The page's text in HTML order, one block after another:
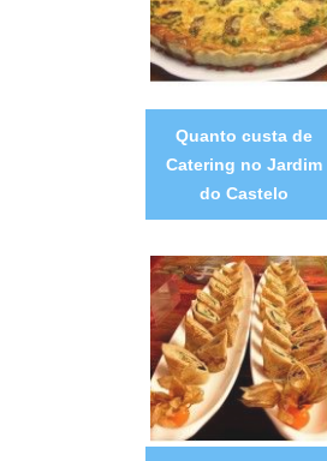
Quanto custa de
Catering no Jardim
do Castelo